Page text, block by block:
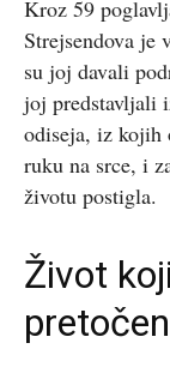
Kroz 59
Strejsendova je
su joj davali
joj predstavljali
odiseja, iz kojih
ruku na srce, i
životu postigla.
Život